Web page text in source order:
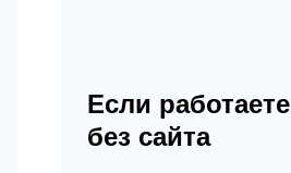
Если работаете
без сайта